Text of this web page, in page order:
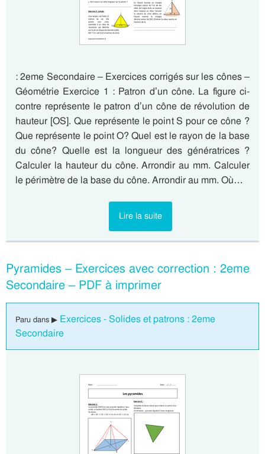
: 2eme Secondaire – Exercices corrigés sur les cônes –
Géométrie Exercice 1 : Patron d’un cône. La figure ci-
contre représente le patron d’un cône de révolution de
hauteur [OS]. Que représente le point S pour ce cône ?
Que représente le point O? Quel est le rayon de la base
du cône? Quelle est la longueur des génératrices ?
Calculer la hauteur du cône. Arrondir au mm. Calculer
le périmètre de la base du cône. Arrondir au mm. Où…
Lire la suite
Pyramides – Exercices avec correction : 2eme
Secondaire – PDF à imprimer
Paru dans ▶ Exercices - Solides et patrons : 2eme
Secondaire